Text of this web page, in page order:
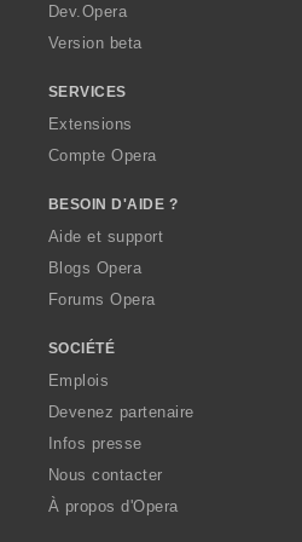
a
Dev.Opera
Version beta
SERVICES
Extensions
Compte Opera
BESOIN D'AIDE ?
Aide et support
Blogs Opera
Forums Opera
SOCIÉTÉ
Emplois
Devenez partenaire
Infos presse
Nous contacter
À propos d'Opera